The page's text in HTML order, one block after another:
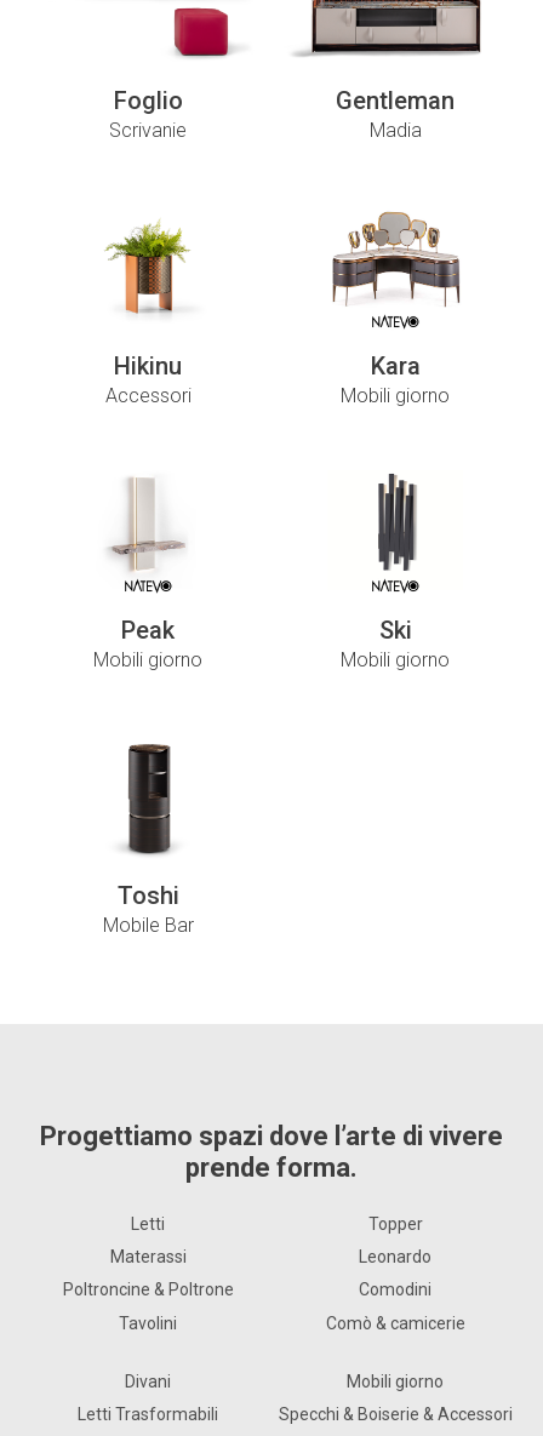
Foglio
Scrivanie
Gentleman
Madia
Hikinu
Accessori
Kara
Mobili giorno
Peak
Mobili giorno
Ski
Mobili giorno
Toshi
Mobile Bar
Progettiamo spazi dove l’arte di vivere
prende forma.
Letti
Materassi
Poltroncine & Poltrone
Tavolini
Topper
Leonardo
Comodini
Comò & camicerie
Divani
Letti Trasformabili
Mobili giorno
Specchi & Boiserie & Accessori